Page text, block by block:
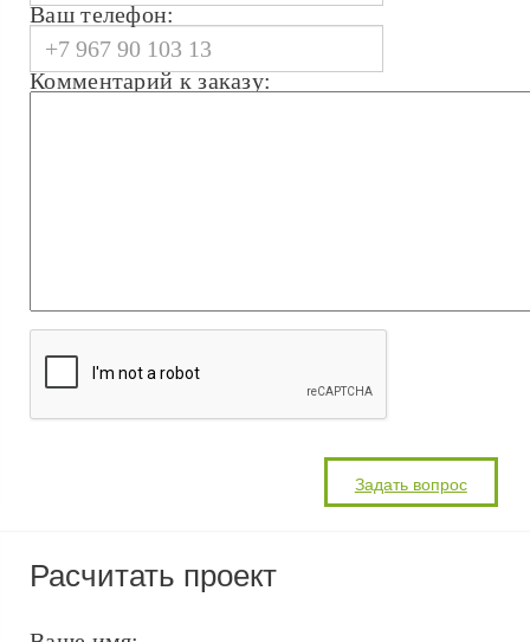
Ваш телефон:
Комментарий к заказу:
Расчитать проект